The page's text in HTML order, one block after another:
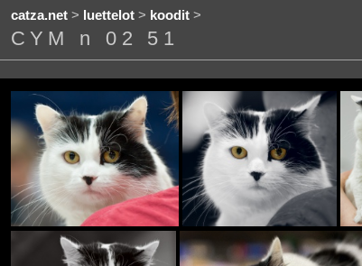
catza.net> luettelot> koodit>
CYM n 02 51